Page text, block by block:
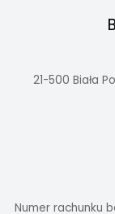
21-500 Biała
Numer rachunku